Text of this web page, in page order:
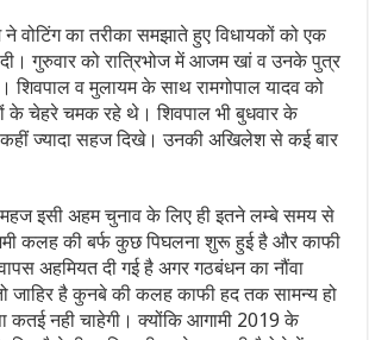
वोटिंग का तरीका समझाते हुए विधायकों को एक
गुरुवार को रात्रिभोज में आजम खां व उनके पुत्र
शिवपाल व मुलायम के साथ रामगोपाल यादव को
के चेहरे चमक रहे थे। शिवपाल भी बुधवार के
कहीं ज्यादा सहज दिखे। उनकी अखिलेश से कई बार
इसी अहम चुनाव के लिए ही इतने लम्बे समय से
कलह की बर्फ कुछ पिघलना शुरू हुई है और काफी
अहमियत दी गई है अगर गठबंधन का नौंवा
जाहिर है कुनबे की कलह काफी हद तक सामन्य हो
कतई नही चाहेगी। क्योंकि आगामी 2019 के